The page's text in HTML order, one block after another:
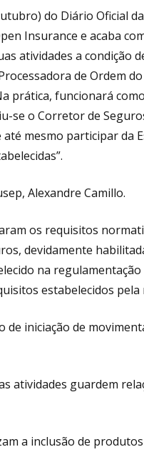
do Diário Oficial
Insurance e acaba
atividades a condição
de Ordem
prática, funcionará
se o Corretor de
até mesmo participar da
Alexandre Camillo.
os requisitos
devidamente
na regulamentação
estabelecidos pela
de iniciação de
atividades guardem
a inclusão de